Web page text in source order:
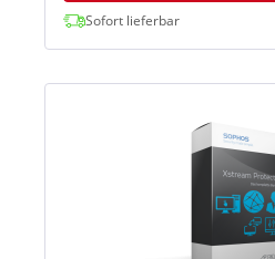
Sofort lieferbar